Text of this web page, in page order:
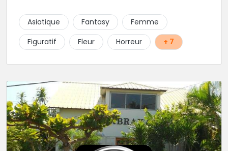
tout type de projet, son style est éclectique et vous
serez bien réussi par le tatoueur en personne.
Asiatique Fantasy
Femme
Figuratif
Fleur Horreur + 7